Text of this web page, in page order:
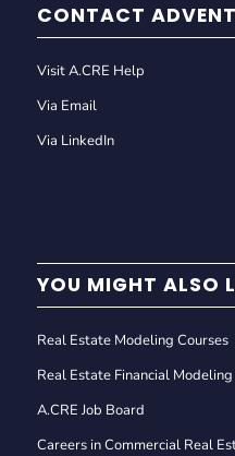
CONTACT
Visit A.CRE Help
Via Email
Via LinkedIn
YOU MIGHT ALSO
Real Estate Modeling Courses
Real Estate Financial Modeling
A.CRE Job Board
Careers in Commercial Real